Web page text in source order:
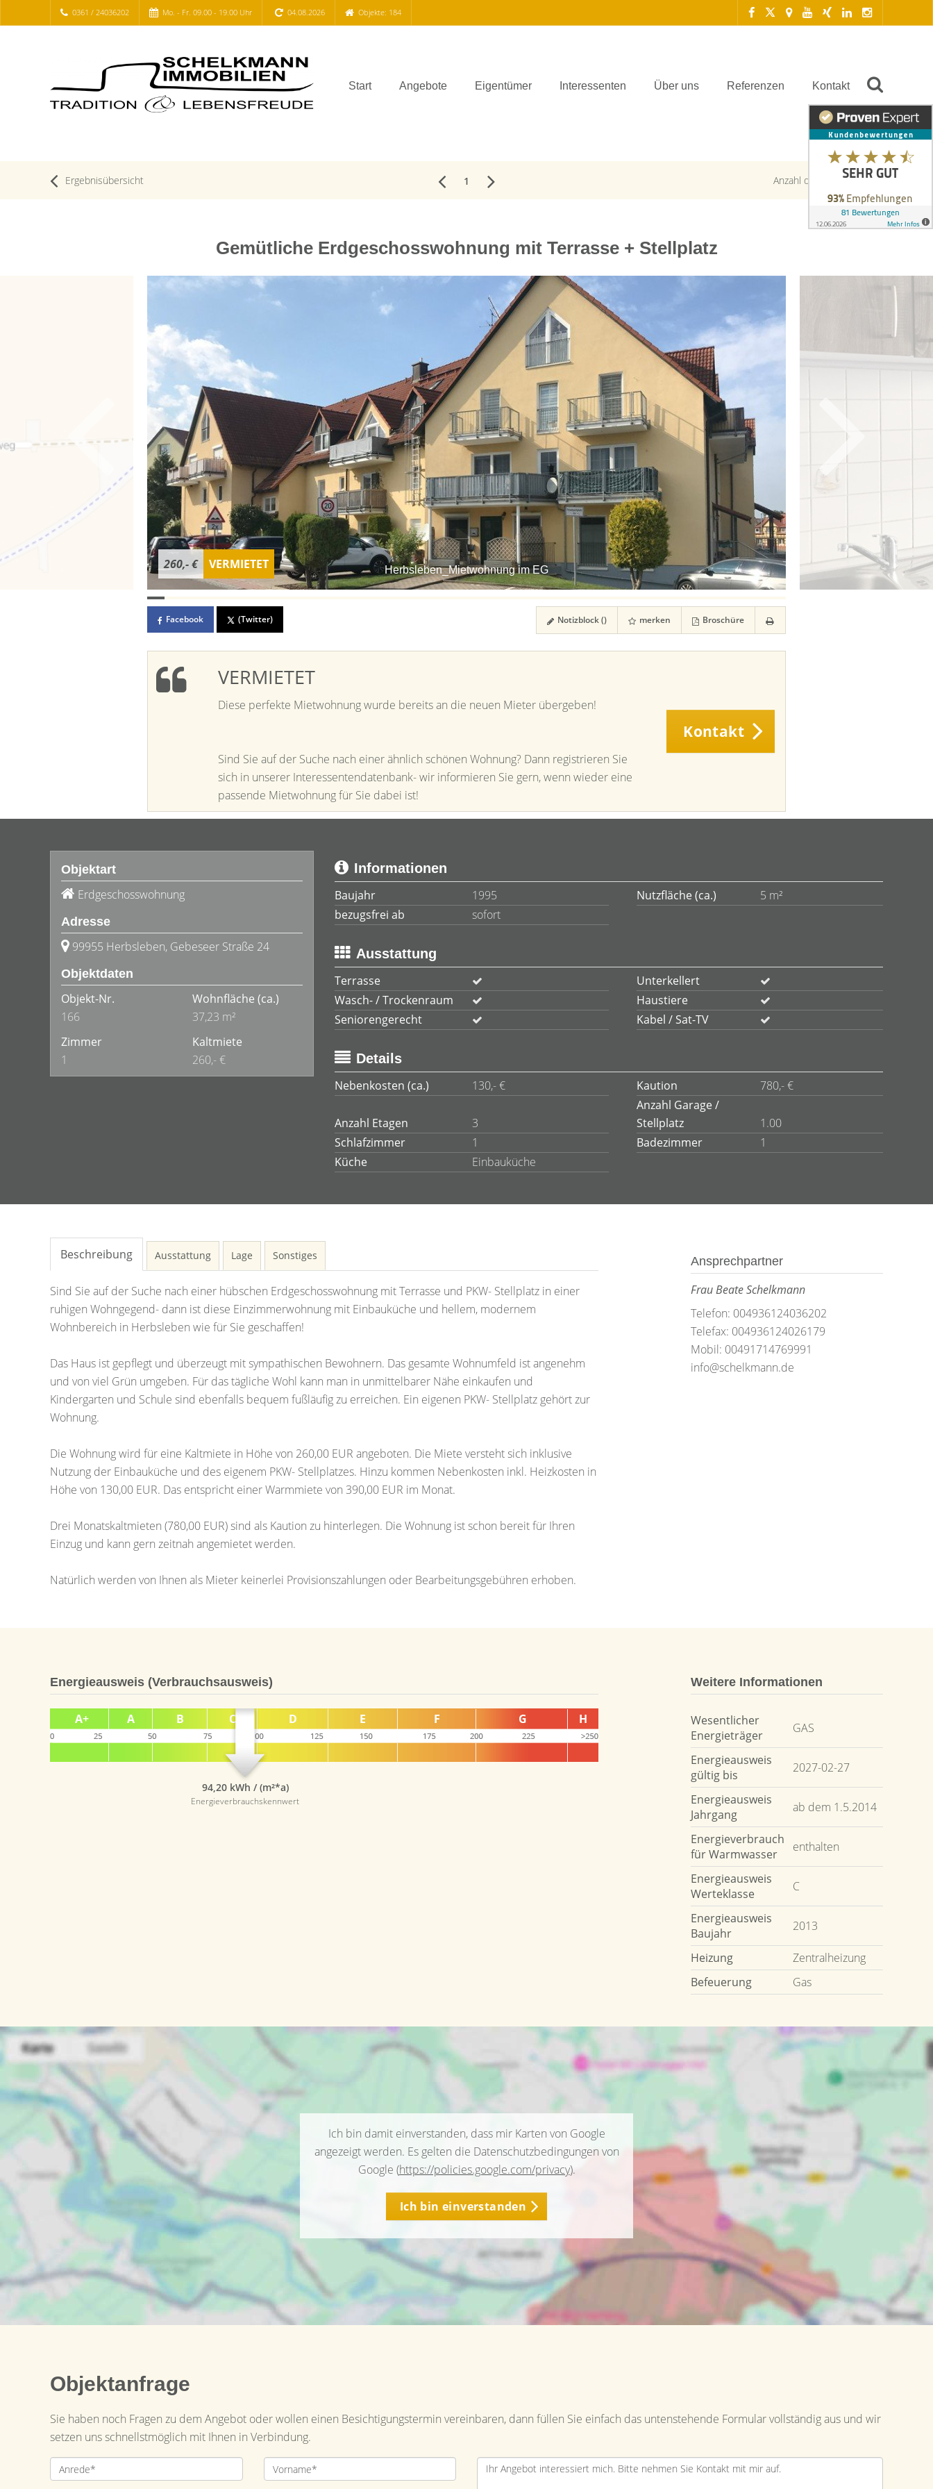
0361 / 24036202 Mo. - Fr. 09.00 - 19.00 Uhr 04.08.2026 Objekte: 184
Start Angebote Eigentümer Interessenten Über uns Referenzen Kontakt
Ergebnisübersicht 1 Anzahl der Objekte: 1 | 1
Gemütliche Erdgeschosswohnung mit Terrasse + Stellplatz
Herbsleben_Mietwohnung im EG
260,- € VERMIETET
Facebook (Twitter) Notizblock () merken Broschüre
VERMIETET
Diese perfekte Mietwohnung wurde bereits an die neuen Mieter übergeben!
Sind Sie auf der Suche nach einer ähnlich schönen Wohnung? Dann registrieren Sie
sich in unserer Interessentendatenbank- wir informieren Sie gern, wenn wieder eine
passende Mietwohnung für Sie dabei ist!
Kontakt
Objektart
Erdgeschosswohnung
Adresse
99955 Herbsleben, Gebeseer Straße 24
Objektdaten
Objekt-Nr.
166
Wohnfläche (ca.)
37,23 m²
Zimmer
1
Kaltmiete
260,- €
Informationen
Baujahr
1995 Nutzfläche (ca.)
5 m²
bezugsfrei ab
sofort
Ausstattung
Terrasse
Unterkellert
Wasch- / Trockenraum
Haustiere
Seniorengerecht
Kabel / Sat-TV
Details
Nebenkosten (ca.)
130,- € Kaution 780,- €
Anzahl Etagen 3
Anzahl Garage /
Stellplatz
1.00
Schlafzimmer
1 Badezimmer
1
Küche
Einbauküche
Beschreibung Ausstattung Lage Sonstiges
Sind Sie auf der Suche nach einer hübschen Erdgeschosswohnung mit Terrasse und PKW- Stellplatz in einer
ruhigen Wohngegend- dann ist diese Einzimmerwohnung mit Einbauküche und hellem, modernem
Wohnbereich in Herbsleben wie für Sie geschaffen!
Das Haus ist gepflegt und überzeugt mit sympathischen Bewohnern. Das gesamte Wohnumfeld ist angenehm
und von viel Grün umgeben. Für das tägliche Wohl kann man in unmittelbarer Nähe einkaufen und
Kindergarten und Schule sind ebenfalls bequem fußläufig zu erreichen. Ein eigenen PKW- Stellplatz gehört zur
Wohnung.
Die Wohnung wird für eine Kaltmiete in Höhe von 260,00 EUR angeboten. Die Miete versteht sich inklusive
Nutzung der Einbauküche und des eigenem PKW- Stellplatzes. Hinzu kommen Nebenkosten inkl. Heizkosten in
Höhe von 130,00 EUR. Das entspricht einer Warmmiete von 390,00 EUR im Monat.
Drei Monatskaltmieten (780,00 EUR) sind als Kaution zu hinterlegen. Die Wohnung ist schon bereit für Ihren
Einzug und kann gern zeitnah angemietet werden.
Natürlich werden von Ihnen als Mieter keinerlei Provisionszahlungen oder Bearbeitungsgebühren erhoben.
Ansprechpartner
Frau Beate Schelkmann
Telefon: 004936124036202
Telefax: 004936124026179
Mobil: 00491714769991
info@schelkmann.de
Energieausweis (Verbrauchsausweis)
94,20 kWh / (m²*a)
Energieverbrauchskennwert
Weitere Informationen
Wesentlicher
Energieträger
GAS
Energieausweis
gültig bis
2027-02-27
Energieausweis
Jahrgang
ab dem 1.5.2014
Energieverbrauch
für Warmwasser
enthalten
Energieausweis
Werteklasse
C
Energieausweis
Baujahr
2013
Heizung
Zentralheizung
Befeuerung
Gas
Ich bin damit einverstanden, dass mir Karten von Google
angezeigt werden. Es gelten die Datenschutzbedingungen von
Google (https://policies.google.com/privacy).
Ich bin einverstanden
Objektanfrage
Sie haben noch Fragen zu dem Angebot oder wollen einen Besichtigungstermin vereinbaren, dann füllen Sie einfach das untenstehende Formular vollständig aus und wir
setzen uns schnellstmöglich mit Ihnen in Verbindung.